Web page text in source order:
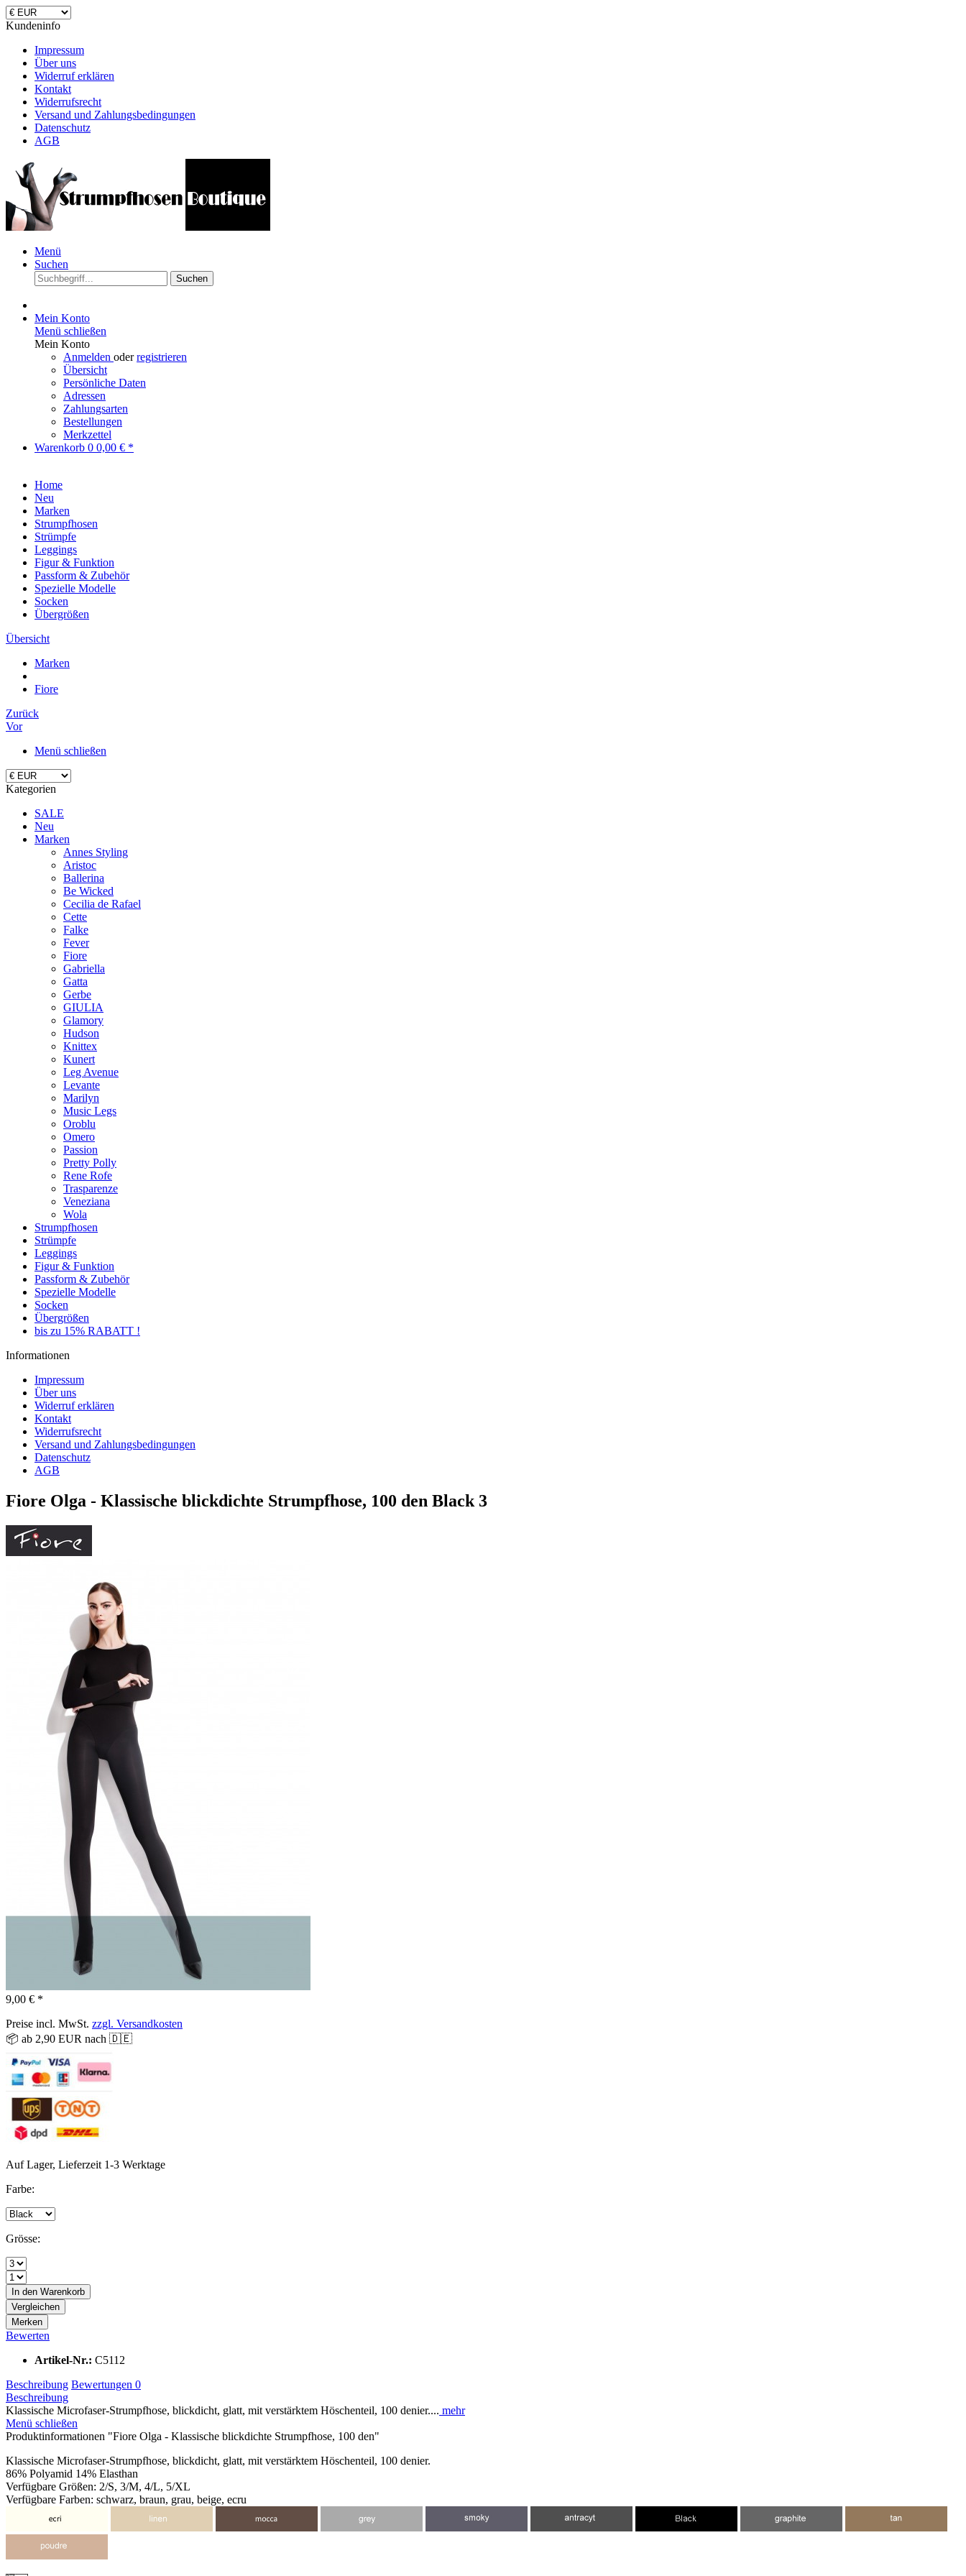
Kundeninfo
Impressum
Über uns
Widerruf erklären
Kontakt
Widerrufsrecht
Versand und Zahlungsbedingungen
Datenschutz
AGB
Menü
Suchen
Suchen
Mein Konto
Menü schließen
Mein Konto
Anmelden oderregistrieren
Übersicht
Persönliche Daten
Adressen
Zahlungsarten
Bestellungen
Merkzettel
Warenkorb 0 0,00 € *
Home
Neu
Marken
Strumpfhosen
Strümpfe
Leggings
Figur & Funktion
Passform & Zubehör
Spezielle Modelle
Socken
Übergrößen
Übersicht
Marken
Fiore
Zurück
Vor
Menü schließen
Kategorien
SALE
Neu
Marken
Annes Styling
Aristoc
Ballerina
Be Wicked
Cecilia de Rafael
Cette
Falke
Fever
Fiore
Gabriella
Gatta
Gerbe
GIULIA
Glamory
Hudson
Knittex
Kunert
Leg Avenue
Levante
Marilyn
Music Legs
Oroblu
Omero
Passion
Pretty Polly
Rene Rofe
Trasparenze
Veneziana
Wola
Strumpfhosen
Strümpfe
Leggings
Figur & Funktion
Passform & Zubehör
Spezielle Modelle
Socken
Übergrößen
bis zu 15% RABATT !
Informationen
Impressum
Über uns
Widerruf erklären
Kontakt
Widerrufsrecht
Versand und Zahlungsbedingungen
Datenschutz
AGB
Fiore Olga - Klassische blickdichte Strumpfhose, 100 den Black 3
9,00 € *
Preise incl. MwSt. zzgl. Versandkosten
📦 ab 2,90 EUR nach 🇩🇪
Auf Lager, Lieferzeit 1-3 Werktage
Farbe:
Grösse:
In den Warenkorb
Vergleichen
Merken
Bewerten
Artikel-Nr.: C5112
Beschreibung Bewertungen 0
Beschreibung
Klassische Microfaser-Strumpfhose, blickdicht, glatt, mit verstärktem Höschenteil, 100 denier.... mehr
Menü schließen
Produktinformationen "Fiore Olga - Klassische blickdichte Strumpfhose, 100 den"
Klassische Microfaser-Strumpfhose, blickdicht, glatt, mit verstärktem Höschenteil, 100 denier.
86% Polyamid 14% Elasthan
Verfügbare Größen: 2/S, 3/M, 4/L, 5/XL
Verfügbare Farben: schwarz, braun, grau, beige, ecru